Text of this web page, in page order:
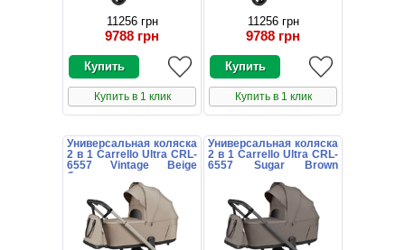
11256 грн
9788 грн
Купить в 1 клик
11256 грн
9788 грн
Купить в 1 клик
Универсальная коляска
2 в 1 Carrello Ultra CRL-
6557 Vintage Beige
бежевая
Универсальная коляска
2 в 1 Carrello Ultra CRL-
6557 Sugar Brown